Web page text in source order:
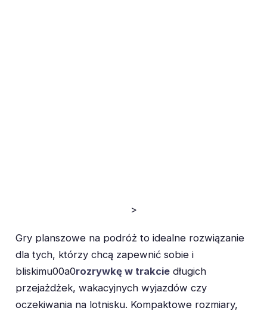
>
Gry planszowe na podróż to idealne rozwiązanie
dla tych, którzy chcą zapewnić sobie i
bliskimu00a0rozrywkę w trakcie długich
przejażdżek, wakacyjnych wyjazdów czy
oczekiwania na lotnisku. Kompaktowe rozmiary,